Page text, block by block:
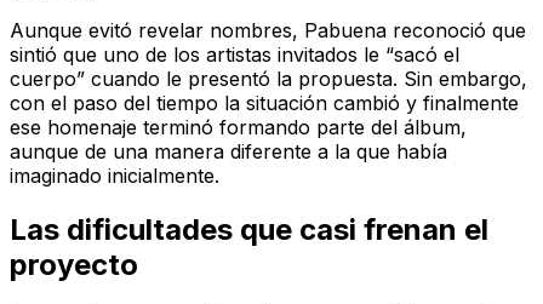
Aunque evitó revelar nombres, Pabuena reconoció que
sintió que uno de los artistas invitados le “sacó el
cuerpo” cuando le presentó la propuesta. Sin embargo,
con el paso del tiempo la situación cambió y finalmente
ese homenaje terminó formando parte del álbum,
aunque de una manera diferente a la que había
imaginado inicialmente.
Las dificultades que casi frenan el
proyecto